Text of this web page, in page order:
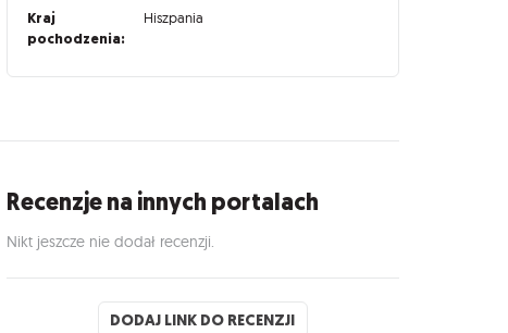
Kraj
pochodzenia:
Hiszpania
Recenzje na innych portalach
Nikt jeszcze nie dodał recenzji.
DODAJ LINK DO RECENZJI